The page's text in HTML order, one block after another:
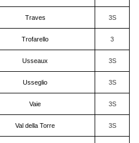
Traves 3S
Trofarello 3
Usseaux 3S
Usseglio 3S
Vaie 3S
Val della Torre 3S